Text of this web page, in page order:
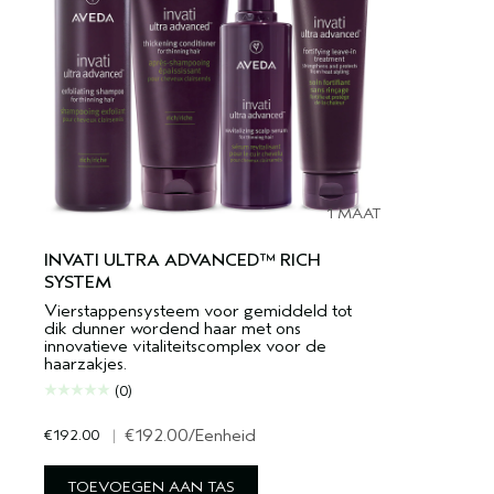
1 MAAT
INVATI ULTRA ADVANCED™ RICH
SYSTEM
Vierstappensysteem voor gemiddeld tot
dik dunner wordend haar met ons
innovatieve vitaliteitscomplex voor de
haarzakjes.
(0)
€192.00 | €192.00/Eenheid
TOEVOEGEN AAN TAS